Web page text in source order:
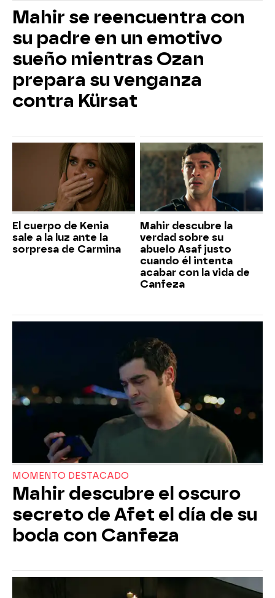
Mahir se reencuentra con
su padre en un emotivo
sueño mientras Ozan
prepara su venganza
contra Kürsat
El cuerpo de Kenia
sale a la luz ante la
sorpresa de Carmina
Mahir descubre la
verdad sobre su
abuelo Asaf justo
cuando él intenta
acabar con la vida de
Canfeza
MOMENTO DESTACADO
Mahir descubre el oscuro
secreto de Afet el día de su
boda con Canfeza